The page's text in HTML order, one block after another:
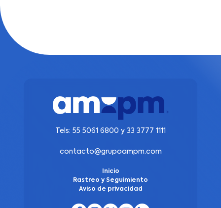
Tels: 55 5061 6800 y 33 3777 1111
contacto@grupoampm.com
Inicio
Rastreo y Seguimiento
Aviso de privacidad